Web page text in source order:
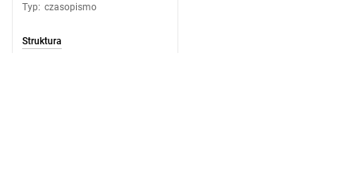
Tarnowskie Azoty : Organ Samorządu
Typ: czasopismo
Struktura